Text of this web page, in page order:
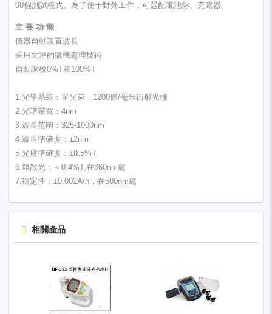
00個測試模式。為了便于野外工作，可選配電池盤、充電器。
主 要 功 能
儀器自動設置波長
采用先進的微機處理技術
自動調校0%T和100%T
1.光學系統：單光束，1200條/毫米衍射光柵
2.光譜帶寬：4nm
3.波長范圍：325-1000nm
4.波長準確度：±2nm
5.光度準確度：±0.5%T
6.雜散光：＜0.4%T,在360nm處
7.穩定性：±0.002A/h，在500nm處
相關產品